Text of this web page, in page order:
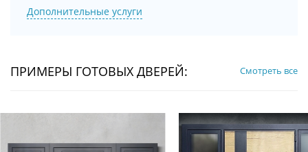
Дополнительные услуги
ПРИМЕРЫ ГОТОВЫХ ДВЕРЕЙ: Смотреть все